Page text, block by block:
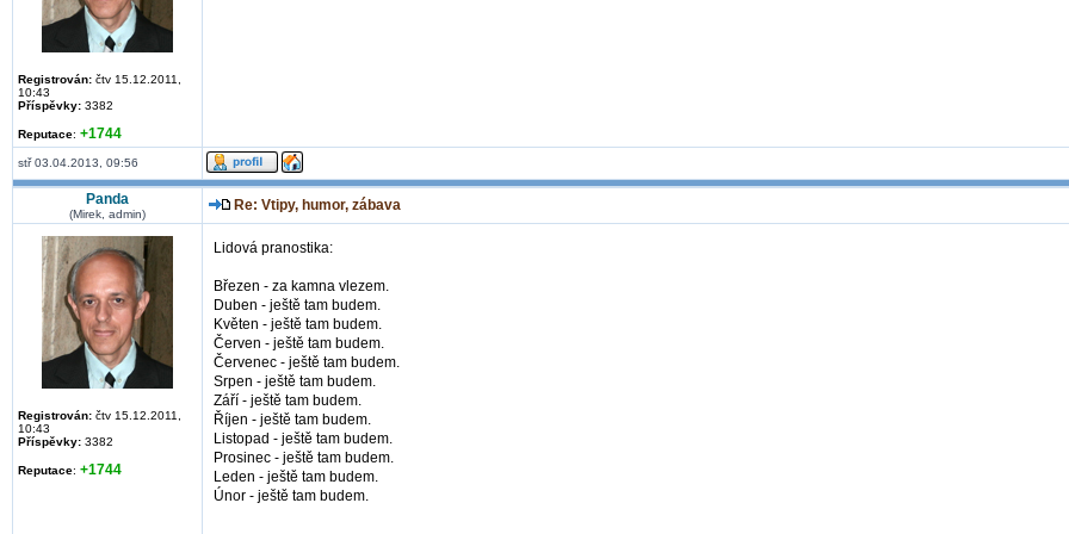
Registrován: čtv 15.12.2011,
10:43
Příspěvky: 3382
Reputace: +1744
stř 03.04.2013, 09:56
Panda
(Mirek, admin)
Re: Vtipy, humor, zábava
Registrován: čtv 15.12.2011,
10:43
Příspěvky: 3382
Reputace: +1744
Lidová pranostika:
Březen - za kamna vlezem.
Duben - ještě tam budem.
Květen - ještě tam budem.
Červen - ještě tam budem.
Červenec - ještě tam budem.
Srpen - ještě tam budem.
Září - ještě tam budem.
Říjen - ještě tam budem.
Listopad - ještě tam budem.
Prosinec - ještě tam budem.
Leden - ještě tam budem.
Únor - ještě tam budem.